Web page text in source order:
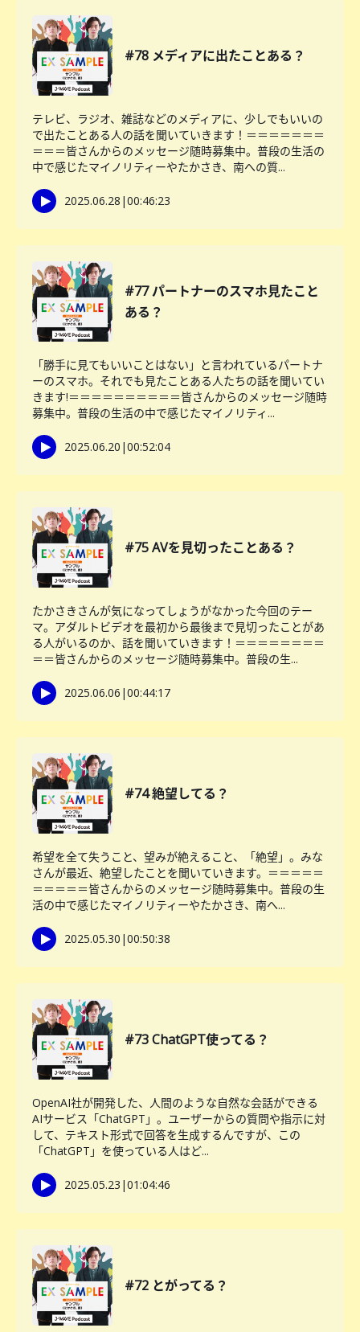
#78 メディアに出たことある？
テレビ、ラジオ、雑誌などのメディアに、少しでもいいの
で出たことある人の話を聞いていきます！＝＝＝＝＝＝＝
＝＝＝皆さんからのメッセージ随時募集中。普段の生活の
中で感じたマイノリティーやたかさき、南への質...
2025.06.28 |00:46:23
#77 パートナーのスマホ見たこと
ある？
「勝手に見てもいいことはない」と言われているパートナ
ーのスマホ。それでも見たことある人たちの話を聞いてい
きます!＝＝＝＝＝＝＝＝＝＝皆さんからのメッセージ随時
募集中。普段の生活の中で感じたマイノリティ...
2025.06.20 |00:52:04
#75 AVを見切ったことある？
たかさきさんが気になってしょうがなかった今回のテー
マ。アダルトビデオを最初から最後まで見切ったことがあ
る人がいるのか、話を聞いていきます！＝＝＝＝＝＝＝＝
＝＝皆さんからのメッセージ随時募集中。普段の生...
2025.06.06 |00:44:17
#74 絶望してる？
希望を全て失うこと、望みが絶えること、「絶望」。みな
さんが最近、絶望したことを聞いていきます。＝＝＝＝＝
＝＝＝＝＝皆さんからのメッセージ随時募集中。普段の生
活の中で感じたマイノリティーやたかさき、南へ...
2025.05.30 |00:50:38
#73 ChatGPT使ってる？
OpenAI社が開発した、人間のような自然な会話ができる
AIサービス「ChatGPT」。ユーザーからの質問や指示に対
して、テキスト形式で回答を生成するんですが、この
「ChatGPT」を使っている人はど...
2025.05.23 |01:04:46
#72 とがってる？